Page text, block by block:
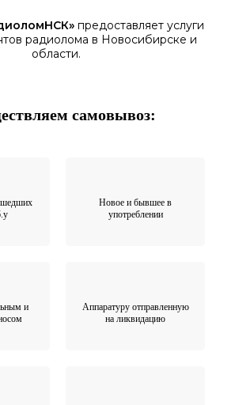
» предоставляет услуги
радиолома в Новосибирске и
области.
самовывоз:
Новое и бывшее в
употреблении
и
Аппаратуру отправленную
на ликвидацию